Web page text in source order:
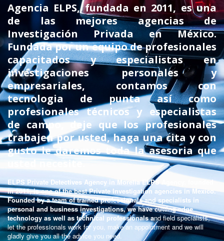
Agencia ELPS, fundada en 2011, es una
de las mejores agencias de
Investigación Privada en México.
Fundada por un equipo de profesionales
capacitados y especialistas en
investigaciones personales y
empresariales, contamos con
tecnologia de punta así como
profesionales técnicos y especialistas
de campo, deje que los profesionales
trabajen por usted, haga una cita y con
gusto le daremos toda la asesoria que
usted necesite.
ELPS Private Detectives Agency in Morelia ELPS Agency, founded
in 2011, is one of the best Private Investigation agencies in Mexico.
Founded by a team of trained professionals and specialists in
personal and business investigations, we have cutting-edge
technology as well as technical professionals and field specialists,
let the professionals work for you, make an appointment and we will
gladly give you all the advice you need.